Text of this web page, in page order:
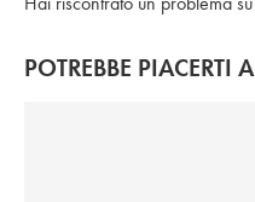
POTREBBE PIACERTI